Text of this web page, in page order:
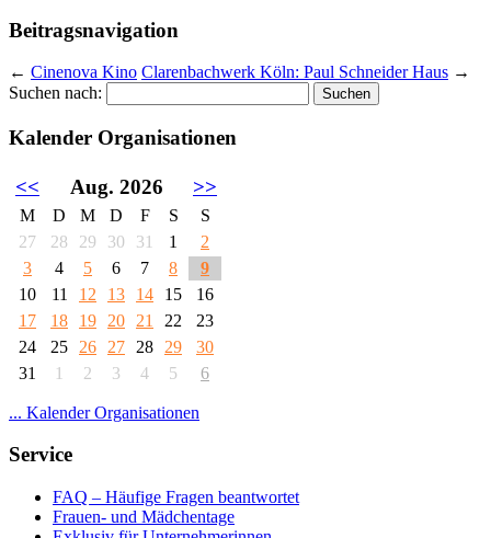
Beitragsnavigation
← Cinenova Kino Clarenbachwerk Köln: Paul Schneider Haus →
Suchen nach:
Kalender Organisationen
<< Aug. 2026 >>
M D M D F S
S
27
28 29 30 31 1
2
3
4 5 6 7 8
9
10
11 12 13 14 15
16
17
18 19 20 21 22
23
24
25 26 27 28 29
30
31
1 2 3 4 5 6
... Kalender Organisationen
Service
FAQ – Häufige Fragen beantwortet
Frauen- und Mädchentage